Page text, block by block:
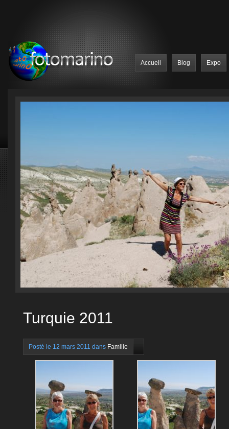
Accueil Blog Expo
Turquie 2011
Posté le 12 mars 2011 dans Famille